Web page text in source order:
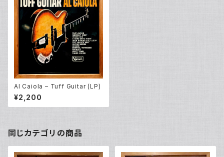
Al Caiola – Tuff Guitar (LP)
¥2,200
同じカテゴリの商品